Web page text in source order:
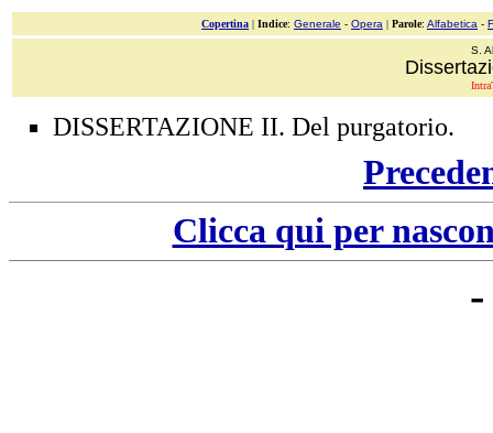
Copertina | Indice: Generale - Opera | Parole: Alfabetica -
S.
DISSERTAZIONE II. Del purgatorio.
Clicca qui per